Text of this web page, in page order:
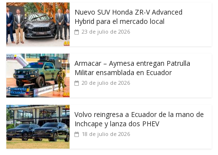
Nuevo SUV Honda ZR-V Advanced
Hybrid para el mercado local
23 de julio de 2026
Armacar – Aymesa entregan Patrulla
Militar ensamblada en Ecuador
20 de julio de 2026
Volvo reingresa a Ecuador de la mano de
Inchcape y lanza dos PHEV
18 de julio de 2026